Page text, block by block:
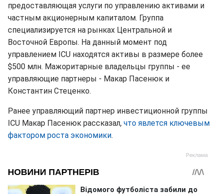
предоставляющая услуги по управлению активами и
частным акционерным капиталом. Группа
специализируется на рынках Центральной и
Восточной Европы. На данный момент под
управлением ICU находятся активы в размере более
$500 млн. Мажоритарные владельцы группы - ее
управляющие партнеры - Макар Пасенюк и
Константин Стеценко.
Ранее управляющий партнер инвестиционной группы
ICU Макар Пасенюк рассказал, что явлется ключевым
фактором роста экономики.